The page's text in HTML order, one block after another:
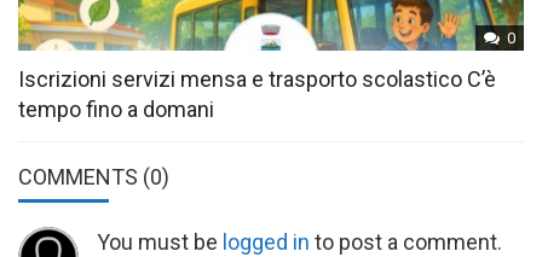
0
Iscrizioni servizi mensa e trasporto scolastico C’è
tempo fino a domani
COMMENTS (0)
You must be logged in to post a comment.